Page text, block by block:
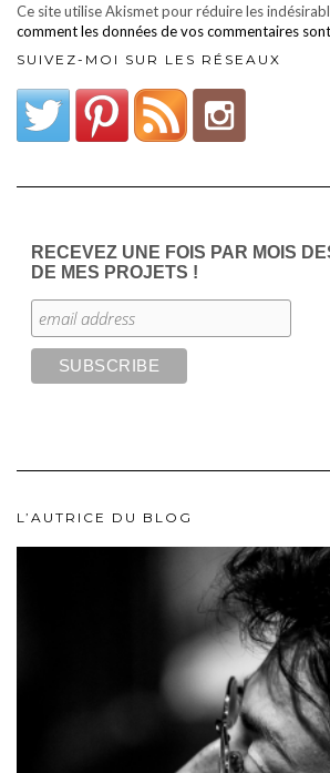
Ce site utilise Akismet pour réduire les
comment les données de vos commentaires
SUIVEZ-MOI SUR LES RÉSEAUX
RECEVEZ UNE FOIS PAR MOIS
DE MES PROJETS !
L’AUTRICE DU BLOG